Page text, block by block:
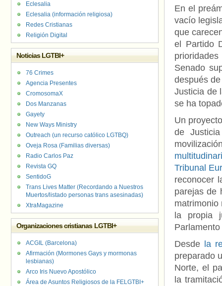
En el
vacío
que
el Partido
Senado
después
Justicia de
se ha
Un
de
Tribunal
reconocer
parejas de
matrimonio
la propia
Desde la
preparado
Norte, el
la
Eclesalia
Eclesalia (información religiosa)
Redes Cristianas
Religión Digital
Noticias LGTBI+
76 Crimes
Agencia Presentes
CromosomaX
Dos Manzanas
Gayety
New Ways Ministry
Outreach (un recurso católico LGTBQ)
Oveja Rosa (Familias diversas)
Radio Carlos Paz
Revista GQ
SentidoG
Trans Lives Matter (Recordando a Nuestros
Muertos/listado personas trans asesinadas)
XtraMagazine
Organizaciones cristianas LGTBI+
ACGIL (Barcelona)
Afirmación (Mormones Gays y mormonas
lesbianas)
Arco Iris Nuevo Apostólico
Área de Asuntos Religiosos de la FELGTBI+